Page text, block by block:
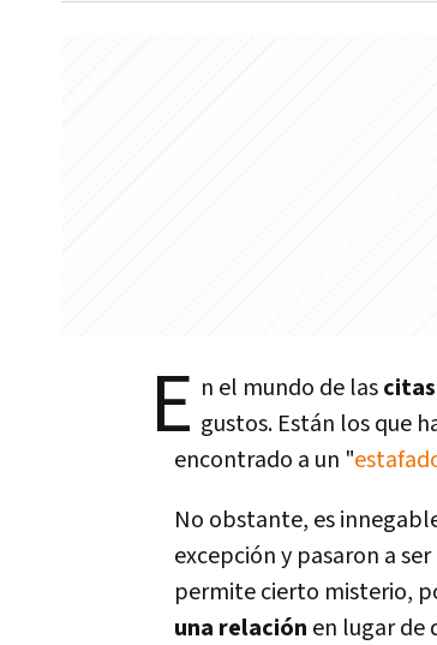
E n el mundo de las
gustos. Están los que
encontrado a un "
No obstante, es
excepción y pasaron a
permite cierto misterio,
una relación en lugar de